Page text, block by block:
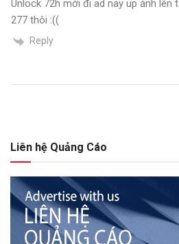
Unlock 72h mới đi ad nay up ảnh lên
277 thôi :((
Reply
Liên hệ Quảng Cáo